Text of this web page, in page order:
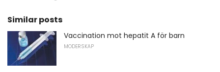
Similar posts
Vaccination mot hepatit A för barn
MODERSKAP